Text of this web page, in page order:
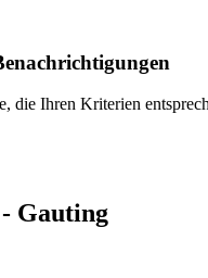
die Ihren Kriterien
Gauting